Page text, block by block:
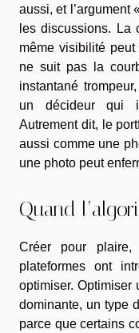
aussi, et l’argument
les discussions. La
même visibilité
ne suit pas la
instantané
un décideur qui
Autrement dit, le
aussi comme une
une photo peut
Quand
Créer pour
plateformes ont
optimiser. Optimiser
dominante, un type
parce que certains